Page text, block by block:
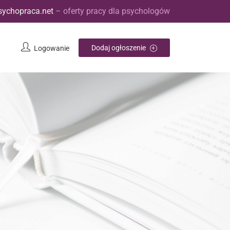
– oferty pracy dla psychologów
Logowanie Dodaj ogłoszenie